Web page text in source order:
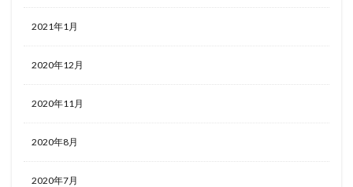
2021年1月
2020年12月
2020年11月
2020年8月
2020年7月